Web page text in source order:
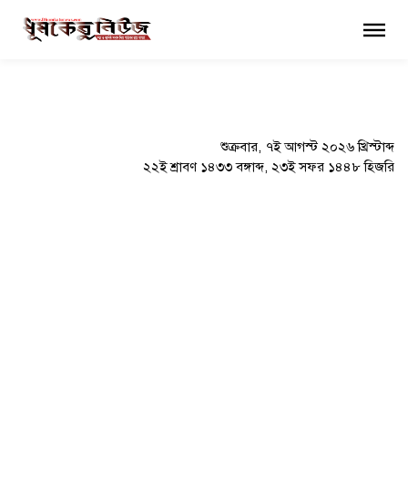
শুক্রবার, ৭ই আগস্ট ২০২৬ খ্রিস্টাব্দ
২২ই শ্রাবণ ১৪৩৩ বঙ্গাব্দ, ২৩ই সফর ১৪৪৮ হিজরি
×